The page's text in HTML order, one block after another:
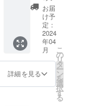
他のサービ
ス企業が提
供できない
高効率かつ
適合性のあ
るサービス
でビジネス
5,760円
（税
込） 一
般予定
販売価
格：
7,890円
（税
込） ※
送料無
お届
け予
定：
2024
年04
月
詳細を見る
こ
の
リ
タ
ー
ン
を
選
択
す
る